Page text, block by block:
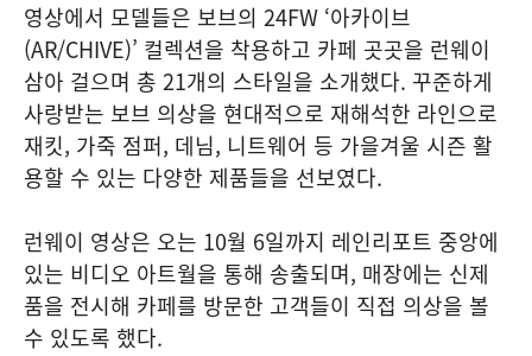
영상에서 모델들은 보브의 24FW ‘아카이브
(AR/CHIVE)’ 컬렉션을 착용하고 카페 곳곳을 런웨이
삼아 걸으며 총 21개의 스타일을 소개했다. 꾸준하게
사랑받는 보브 의상을 현대적으로 재해석한 라인으로
재킷, 가죽 점퍼, 데님, 니트웨어 등 가을겨울 시즌 활
용할 수 있는 다양한 제품들을 선보였다.
런웨이 영상은 오는 10월 6일까지 레인리포트 중앙에
있는 비디오 아트월을 통해 송출되며, 매장에는 신제
품을 전시해 카페를 방문한 고객들이 직접 의상을 볼
수 있도록 했다.